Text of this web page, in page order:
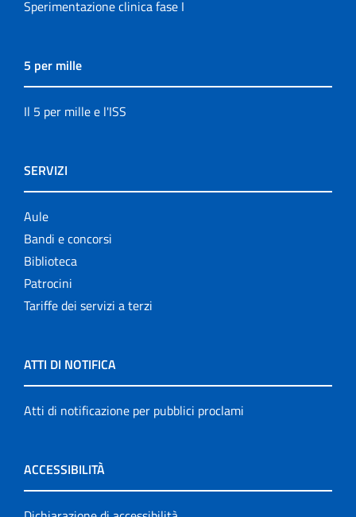
Sperimentazione clinica fase I
5 per mille
Il 5 per mille e l'ISS
SERVIZI
Aule
Bandi e concorsi
Biblioteca
Patrocini
Tariffe dei servizi a terzi
ATTI DI NOTIFICA
Atti di notificazione per pubblici proclami
ACCESSIBILITÀ